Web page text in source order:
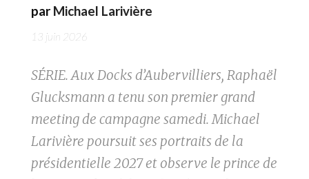
par Michael Larivière
13 juin 2026
SÉRIE. Aux Docks d’Aubervilliers, Raphaël
Glucksmann a tenu son premier grand
meeting de campagne samedi. Michael
Larivière poursuit ses portraits de la
présidentielle 2027 et observe le prince de